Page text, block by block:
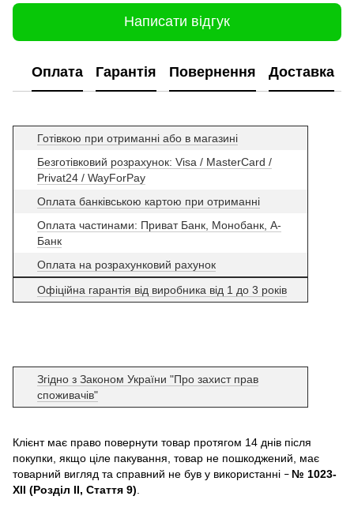
Написати відгук
Оплата Гарантія Повернення Доставка
Готівкою при отриманні або в магазині
Безготівковий розрахунок: Visa / MasterCard /
Privat24 / WayForPay
Оплата банківською картою при отриманні
Оплата частинами: Приват Банк, Монобанк, А-
Банк
Оплата на розрахунковий рахунок
Офіційна гарантія від виробника від 1 до 3 років
Згідно з Законом України "Про захист прав
споживачів"
Клієнт має право повернути товар протягом 14 днів після
покупки, якщо ціле пакування, товар не пошкоджений, має
товарний вигляд та справний не був у використанні – № 1023-
XII (Розділ II, Стаття 9)